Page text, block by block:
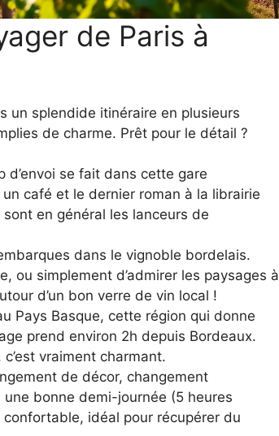
de Paris à
un splendide itinéraire en plusieurs
de charme. Prêt pour le détail ?
d’envoi se fait dans cette gare
café et le dernier roman à la librairie
en général les lanceurs de
dans le vignoble bordelais.
ou simplement d’admirer les paysages à
d’un bon verre de vin local !
Pays Basque, cette région qui donne
prend environ 2h depuis Bordeaux.
vraiment charmant.
de décor, changement
bonne demi-journée (5 heures
idéal pour récupérer du